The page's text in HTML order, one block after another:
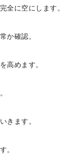
全に空にします。
か確認。
高めます。
きます。
。